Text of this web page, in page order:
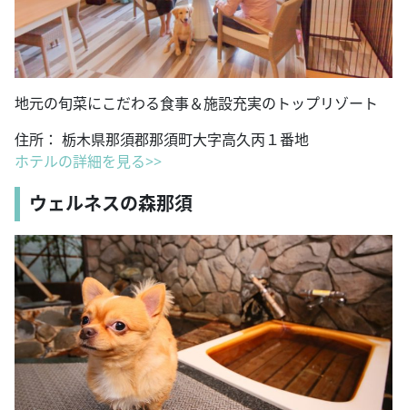
地元の旬菜にこだわる食事＆施設充実のトップリゾート
住所： 栃木県那須郡那須町大字高久丙１番地
ホテルの詳細を見る>>
ウェルネスの森那須